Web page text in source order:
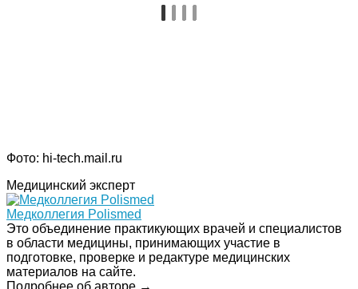
Фото: hi-tech.mail.ru
Медицинский эксперт
Медколлегия Polismed
Это объединение практикующих врачей и специалистов
в области медицины, принимающих участие в
подготовке, проверке и редактуре медицинских
материалов на сайте.